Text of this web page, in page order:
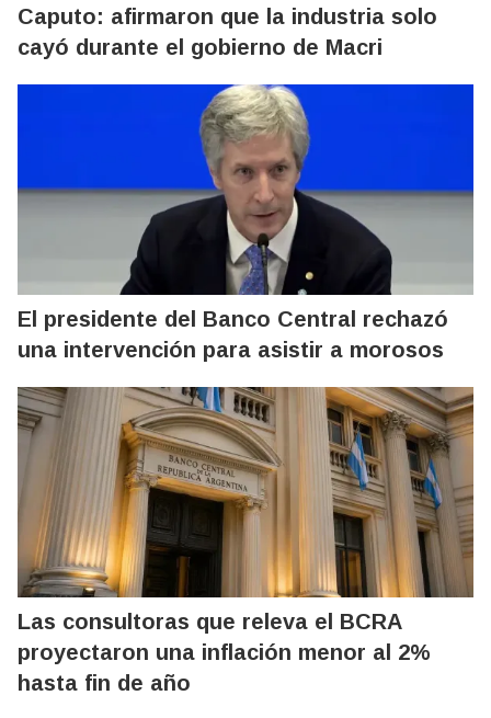
Caputo: afirmaron que la industria solo
cayó durante el gobierno de Macri
El presidente del Banco Central rechazó
una intervención para asistir a morosos
Las consultoras que releva el BCRA
proyectaron una inflación menor al 2%
hasta fin de año